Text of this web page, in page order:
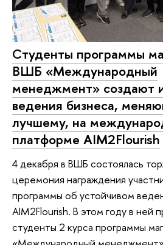
Cтуденты программы
ВШБ «Международный
менеджмент» создают
ведения бизнеса,
лучшему, на
платформе AIM2Flourish
4 декабря в ВШБ состоялась
церемония награждения
программы об устойчивом
AIM2Flourish. В этом году в ней
студенты 2 курса программы